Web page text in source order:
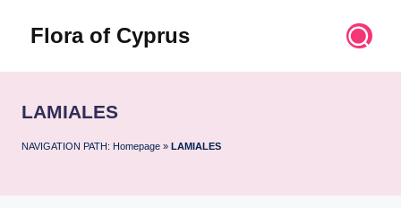
Flora of Cyprus
Flora
Cyprus
LAMIALES
NAVIGATION PATH: Homepage » LAMIALES